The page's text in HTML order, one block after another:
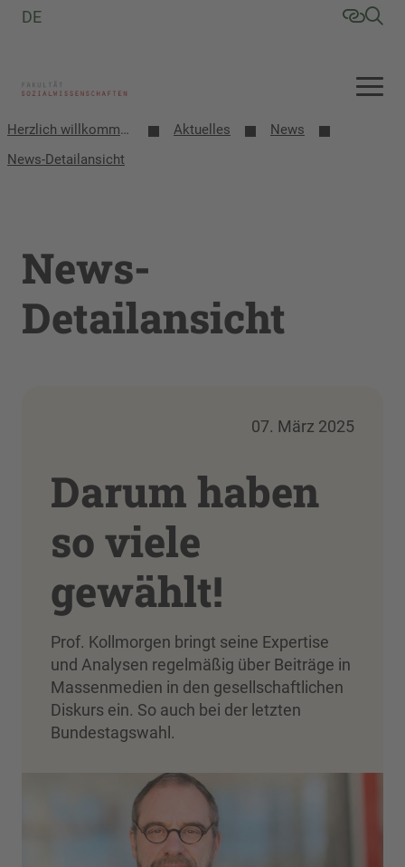
DE
Herzlich willkommen an der Fakultät Sozialwissenschaften Aktuelles
News
News-Detailansicht
News-
Detailansicht
07. März 2025
Darum haben
so viele
gewählt!
Prof. Kollmorgen bringt seine Expertise
und Analysen regelmäßig über Beiträge in
Massenmedien in den gesellschaftlichen
Diskurs ein. So auch bei der letzten
Bundestagswahl.